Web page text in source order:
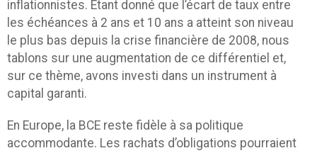
inflationnistes. Etant donné que l’écart de taux entre
les échéances à 2 ans et 10 ans a atteint son niveau
le plus bas depuis la crise financière de 2008, nous
tablons sur une augmentation de ce différentiel et,
sur ce thème, avons investi dans un instrument à
capital garanti.
En Europe, la BCE reste fidèle à sa politique
accommodante. Les rachats d’obligations pourraient